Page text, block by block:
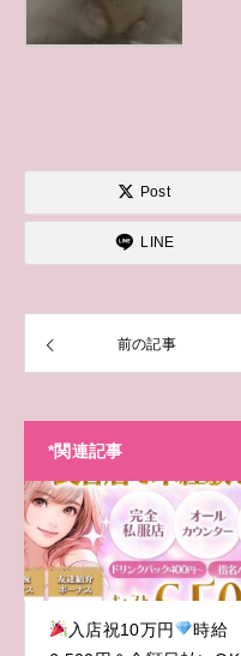
Post
LINE
前の記事
*関連記事
入店祝10万円
時給